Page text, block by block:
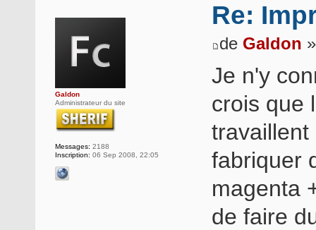
Galdon
Administrateur du site
Messages: 2188
Inscription: 06 Sep 2008, 22:05
Re:
de Galdon
Je n'y
crois que
travaillent
fabriquer
magenta
de faire